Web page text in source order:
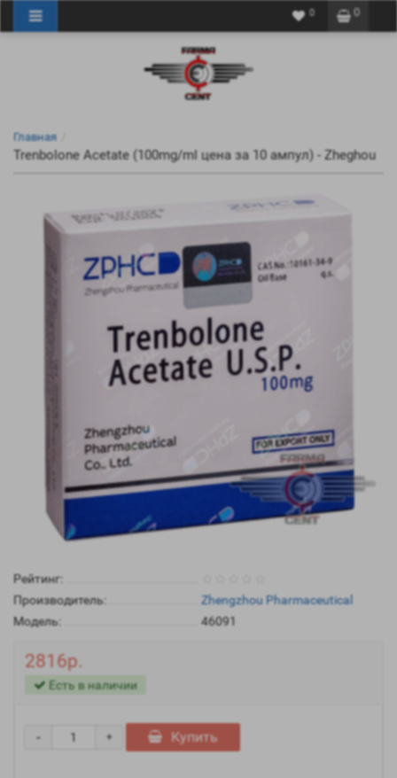
0
0
Главная
Trenbolone Acetate (100mg/ml цена за 10 ампул) - Zheghou
Рейтинг:
Производитель:
Zhengzhou Pharmaceutical
Модель:
46091
2816р.
Есть в наличии
+
- Купить